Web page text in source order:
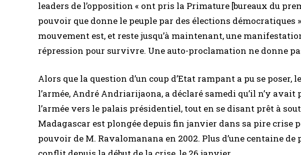
leaders de l’opposition « ont pris la Primature [bureaux du
pouvoir que donne le peuple par des élections démocratiques
mouvement est, et reste jusqu’à maintenant, une
répression pour survivre. Une auto-proclamation ne donne
Alors que la question d’un coup d’Etat rampant a pu se poser,
l’armée, André Andriarijaona, a déclaré samedi qu’il n’y avait
l’armée vers le palais présidentiel, tout en se disant prêt à
Madagascar est plongée depuis fin janvier dans sa pire crise
pouvoir de M. Ravalomanana en 2002. Plus d’une centaine de